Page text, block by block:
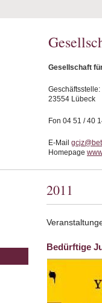
Gesellschaft
23554 Lübeck
Fon 04 51 / 40
E-Mail
Homepage
2011
Bedürftige